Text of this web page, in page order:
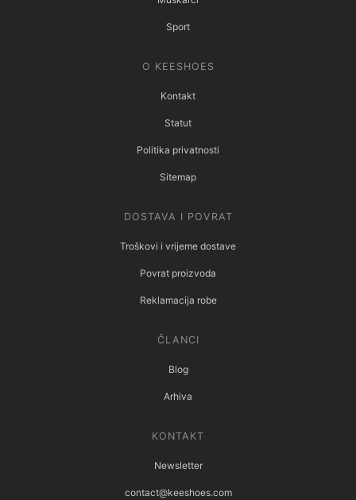
Sport
O KEESHOES
Kontakt
Statut
Politika privatnosti
Sitemap
DOSTAVA I POVRAT
Troškovi i vrijeme dostave
Povrat proizvoda
Reklamacija robe
ČLANCI
Blog
Arhiva
KONTAKT
Newsletter
contact@keeshoes.com